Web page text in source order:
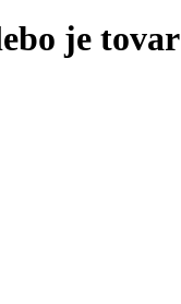
je tovar